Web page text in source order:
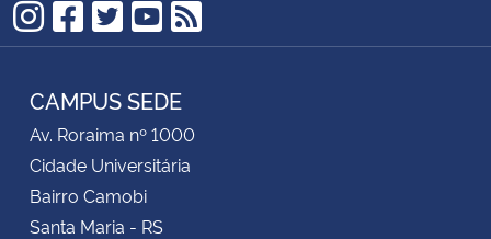
Instagram
Facebook
Twitter
YouTube
RSS
CAMPUS SEDE
Av. Roraima nº 1000
Cidade Universitária
Bairro Camobi
Santa Maria - RS